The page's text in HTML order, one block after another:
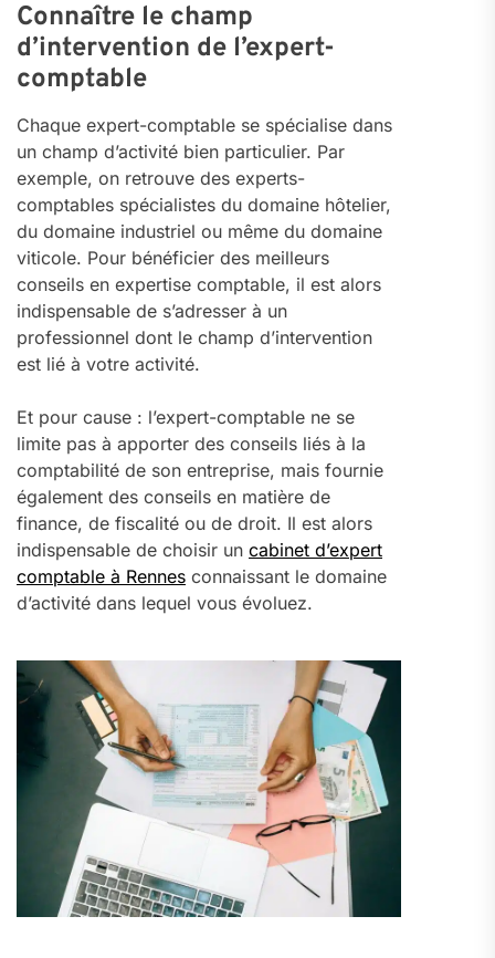
Connaître le champ
d’intervention de l’expert-
comptable
Chaque expert-comptable se spécialise dans
un champ d’activité bien particulier. Par
exemple, on retrouve des experts-
comptables spécialistes du domaine hôtelier,
du domaine industriel ou même du domaine
viticole. Pour bénéficier des meilleurs
conseils en expertise comptable, il est alors
indispensable de s’adresser à un
professionnel dont le champ d’intervention
est lié à votre activité.
Et pour cause : l’expert-comptable ne se
limite pas à apporter des conseils liés à la
comptabilité de son entreprise, mais fournie
également des conseils en matière de
finance, de fiscalité ou de droit. Il est alors
indispensable de choisir un cabinet d’expert
comptable à Rennes connaissant le domaine
d’activité dans lequel vous évoluez.